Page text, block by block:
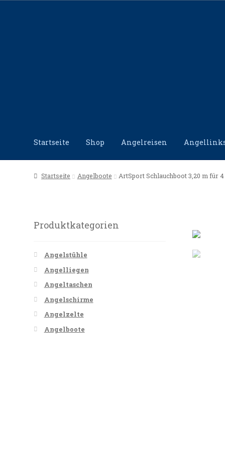
Startseite Shop Angelreisen
Start Angellinks Angelreisen Angelvideos
Startseite Angelboote ArtSport Schlauchboot 3,20 m für
Produktkategorien
Angelstühle
Angelliegen
Angeltaschen
Angelschirme
Angelzelte
Angelboote